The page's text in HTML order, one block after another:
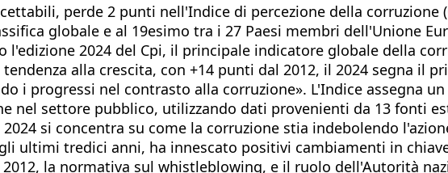
perde 2 punti nell'Indice di percezione della corruzione
globale e al 19esimo tra i 27 Paesi membri dell'Unione
l'edizione 2024 del Cpi, il principale indicatore globale della
alla crescita, con +14 punti dal 2012, il 2024 segna il
i progressi nel contrasto alla corruzione». L'Indice assegna
nel settore pubblico, utilizzando dati provenienti da 13 fonti
2024 si concentra su come la corruzione stia indebolendo
ultimi tredici anni, ha innescato positivi cambiamenti in
la normativa sul whistleblowing, e il ruolo dell'Autorità